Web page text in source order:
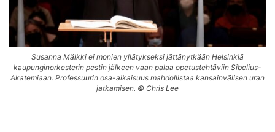
Susanna Mälkki ei monien yllätykseksi jättänytkään Helsinkiä
kaupunginorkesterin pestin jälkeen vaan palaa opetustehtäviin Sibelius-
Akatemiaan. Professuurin osa-aikaisuus mahdollistaa kansainvälisen uran
jatkamisen. © Chris Lee